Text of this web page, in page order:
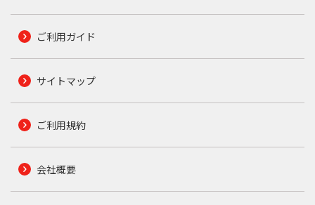
ご利用ガイド
サイトマップ
ご利用規約
会社概要